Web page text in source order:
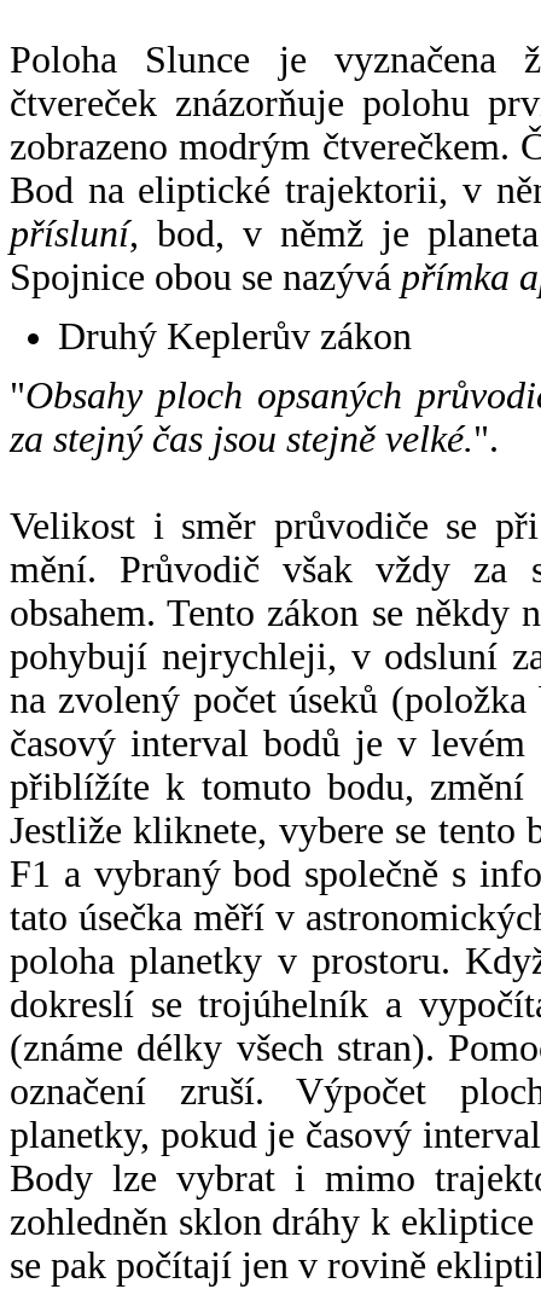
Poloha Slunce je vyznačena
čtvereček znázorňuje polohu
zobrazeno modrým čtverečkem.
Bod na eliptické trajektorii, v
přísluní, bod, v němž je
Spojnice obou se nazývá přímka
Druhý Keplerův zákon
"Obsahy ploch opsaných
za stejný čas jsou stejně velké.".
Velikost i směr průvodiče se
mění. Průvodič však vždy za
obsahem. Tento zákon se někdy
pohybují nejrychleji, v odsluní
na zvolený počet úseků
časový interval bodů je v
přiblížíte k tomuto bodu,
Jestliže kliknete, vybere se tento
F1 a vybraný bod společně s
tato úsečka měří v
poloha planetky v prostoru.
dokreslí se trojúhelník a
(známe délky všech stran).
označení zruší. Výpočet
planetky, pokud je časový
Body lze vybrat i mimo
zohledněn sklon dráhy k
se pak počítají jen v rovině